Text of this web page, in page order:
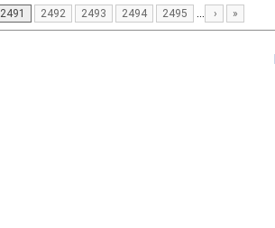
2491 2492 2493 2494 2495 › »